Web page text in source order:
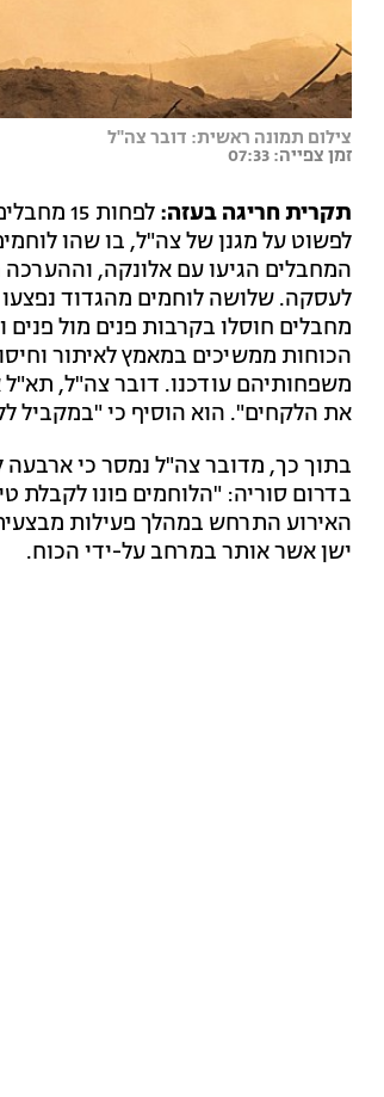
צילום תמונה ראשית: דובר צה"ל
זמן צפייה: 07:33
תקרית חריגה בעזה:
לפחות
לפשוט על מגנן של צה"ל, בו שהו
המחבלים הגיעו עם אלונקה, וההערכה
מחבלים חוסלו בקרבות פנים מול
הכוחות ממשיכים במאמץ לאיתור
משפחותיהם עודכנו. דובר צה"ל,
את הלקחים". הוא הוסיף כי "במקביל
בדרום סוריה: "הלוחמים פונו לקבלת
האירוע התרחש במהלך פעילות
ישן אשר אותר במרחב על-ידי הכוח.